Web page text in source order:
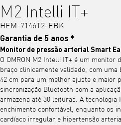
M2 Intelli IT+
HEM-7146T2-EBK
Garantia de 5 anos *
Monitor de pressão arterial Smart
O OMRON M2 Intelli IT+ é um monitor
braço clinicamente validado, com uma
42 cm para um melhor ajuste e maior
sincronização Bluetooth com a
armazena até 30 leituras. A tecnologia
enchimento confortável, enquanto os
cardíaco irregular e hipertensão